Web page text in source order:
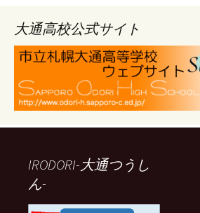
ブ
大通高校公式サイト
IRODORI-大通つうし
ん-